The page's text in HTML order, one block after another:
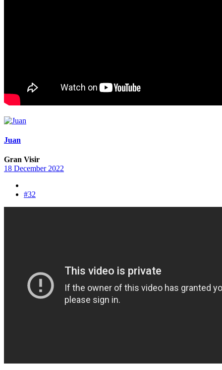
Juan
Gran Visir
18 December 2022
#32